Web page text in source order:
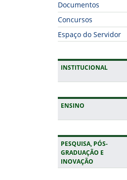
Documentos
Concursos
Espaço do Servidor
INSTITUCIONAL
ENSINO (EXPANDIR
PESQUISA, PÓS-
GRADUAÇÃO E
INOVAÇÃO